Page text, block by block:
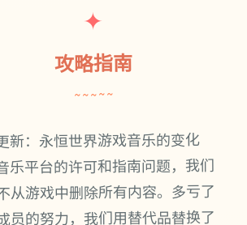
✦
攻略指南
~~~~~
新：永恒世界游戏音乐的变化
乐平台的许可和指南问题，我们
从游戏中删除所有内容。多亏了